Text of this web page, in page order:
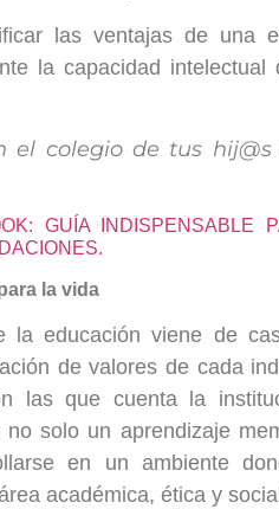
las ventajas de una
la capacidad
el colegio de tus
GUÍA
la vida
la educación viene de
de valores de cada
las que cuenta la
solo un aprendizaje
en un ambiente
académica, ética y